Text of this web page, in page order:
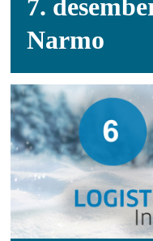
7.
Narmo